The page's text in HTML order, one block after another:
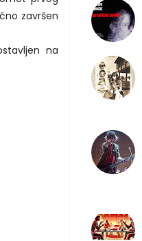
završen
na